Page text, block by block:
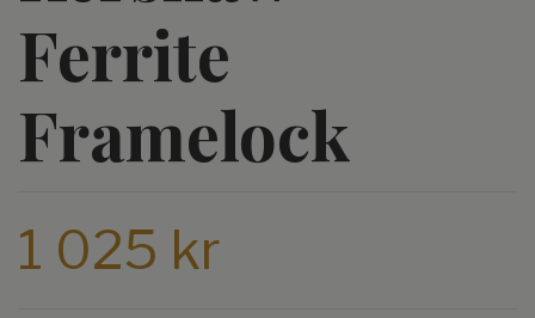
Ferrite
Framelock
1 025 kr